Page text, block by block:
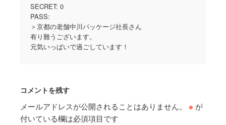
SECRET: 0
PASS:
＞京都の老舗中川パッケージ社長さん
有り難うございます。
元気いっぱいで過ごしています！
コメントを残す
メールアドレスが公開されることはありません。 ※ が
付いている欄は必須項目です